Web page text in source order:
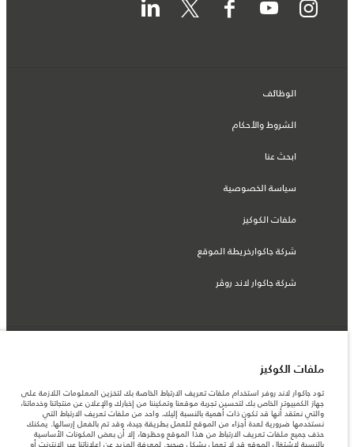
الوظائف
الشروط والأحكام
ابحث عنا
سياسة الخصوصية
ملفات الكوكيز
شركة جاكوارخريطة الموقع
شركة جاكوار لاند روڤر
البحرين, السيارات الأوروبية
المعلومات والمواصفات والأسعار والألوان المذكورة على هذا الموقع قد تختلف من بلد إلى
آخر، كما أنّها قد تتغير بدون إشعار مسبق. الرجاء التواصل مع وكيلنا المحلي للتأكد من توفّرها
والتحقق من الأسعار.
الأرقام المقدمة هي نتيجة لاختبارات المصنع الرسمية وفقاً لتشريعات الاتحاد الأوروبي. قد
ملفات الكوكيز
تود جاكوار لاند روفر استخدام ملفات تعريف الارتباط الخاصة بك لتخزين المعلومات اللازمة على
جهاز الكمبيوتر الخاص بك لتحسين تجربة موقعنا وتمكيننا من إخبارك والإعلان عن منتجاتنا وخدماتنا،
والتي نعتقد أنها قد تكون ذات أهمية بالنسبة إليك. واحد من ملفات تعريف الارتباط التي
نستخدمها ضرورية لعدة أجزاء من الموقع للعمل بطريقة جيدة، وقد تم بالفعل إرسالها. يمكنك
حذف جميع ملفات تعريف الارتباط من هذا الموقع وحظرها، إلا أن بعض المكونات الأساسية
بالنسبة لاشتغال الموقع قد لا تعمل بشكل صحيح. لمعرفة المزيد عن إعلاناتنا عبر الإنترنت أو